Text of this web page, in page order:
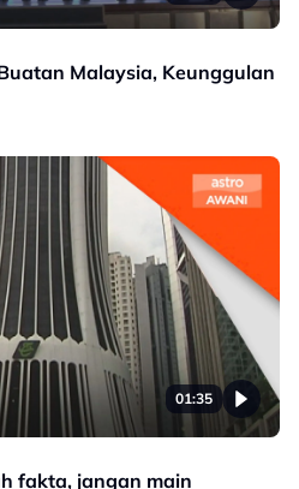
Malaysia, Keunggulan
01:35
fakta, jangan main